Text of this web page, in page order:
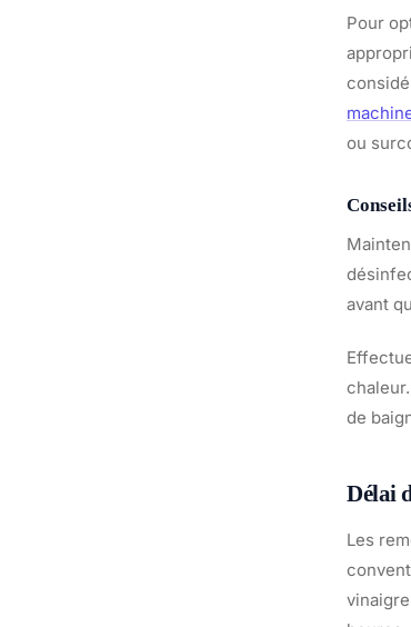
Pour
ou
avant
de
Délai
Les